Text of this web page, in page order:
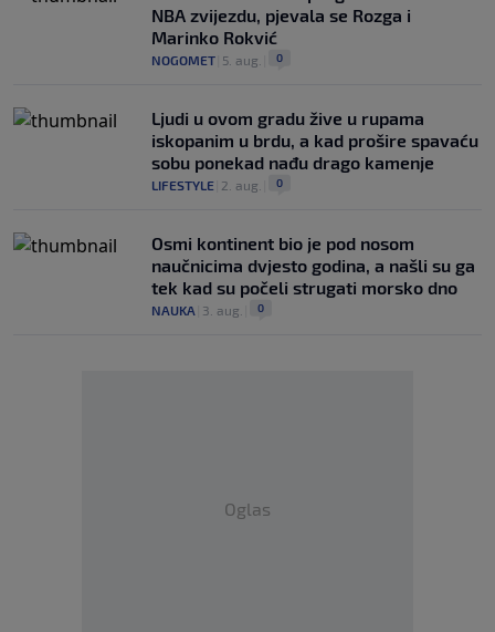
NBA zvijezdu, pjevala se Rozga i
Marinko Rokvić
NOGOMET 5. aug. 0
Ljudi u ovom gradu žive u rupama
iskopanim u brdu, a kad prošire spavaću
sobu ponekad nađu drago kamenje
LIFESTYLE 2. aug. 0
Osmi kontinent bio je pod nosom
naučnicima dvjesto godina, a našli su ga
tek kad su počeli strugati morsko dno
NAUKA 3. aug. 0
Oglas